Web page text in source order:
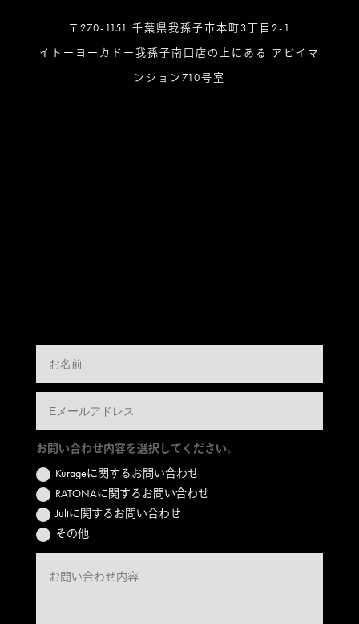
〒270-1151 千葉県我孫子市本町3丁目2-1
イトーヨーカドー我孫子南口店の上にある アビイマ
ンション710号室
お問い合わせ内容を選択してください。
Kurageに関するお問い合わせ
RATONAに関するお問い合わせ
Juliに関するお問い合わせ
その他